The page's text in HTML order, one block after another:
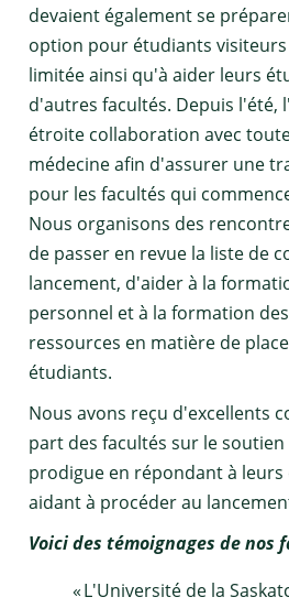
devaient également se
option pour étudiants
limitée ainsi qu'à aider leurs
d'autres facultés. Depuis l'été,
étroite collaboration avec
médecine afin d'assurer une
pour les facultés qui
Nous organisons des
de passer en revue la liste de
lancement, d'aider à la
personnel et à la formation
ressources en matière de
étudiants.
Nous avons reçu d'excellents
part des facultés sur le soutien
prodigue en répondant à leurs
aidant à procéder au
Voici des témoignages de nos
« L'Université de la